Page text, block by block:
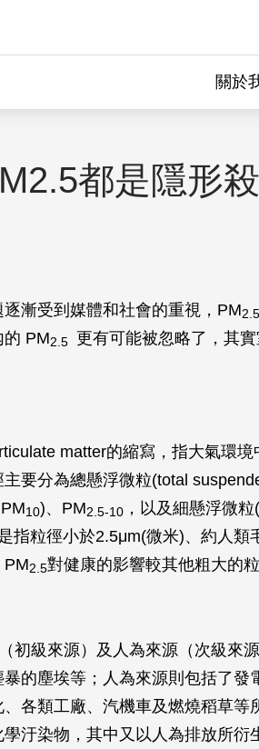
關於
都是隱形
漸受到媒體和社會的重視，PM2.5
的 PM2.5 更有可能被忽略了，其
matter的縮寫，指大氣環境
要分為總懸浮微粒(total
10)、PM2.5-10 ，以及細懸浮微
是指粒徑小於2.5μm(微米)、約人類
PM2.5對健康的影響較其他粗大的粒
初級來源）及人為來源（次級來
的塵埃等；人為來源則包括了發
各類工廠、汽機車及燃燒稻草等
汙染物，其中又以人為排放所衍